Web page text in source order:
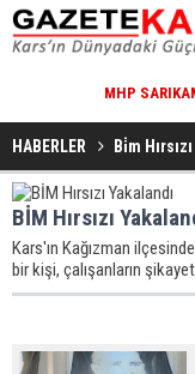
MHP
HABERLER Bi̇m
BİM Hırsızı
Kars'ın Kağızman
bir kişi, çalışanların